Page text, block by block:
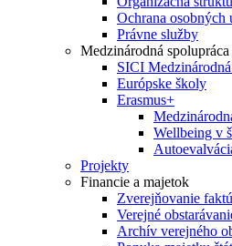
Ochrana osobných
Právne služby
Medzinárodná spolupráca
SICI
Európske školy
Erasmus+
Wellbeing v
Projekty
Financie a majetok
Zverejňovanie
Verejné
Archív verejného